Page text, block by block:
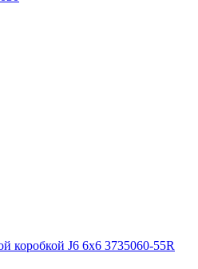
коробкой J6 6x6 3735060-55R